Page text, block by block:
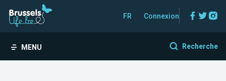
FR Connexion
MENU Recherche